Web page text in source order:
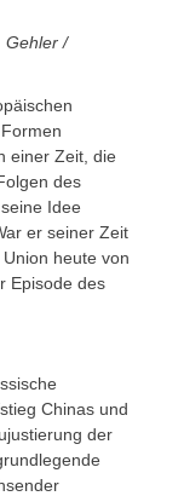
Gehler /
einer Zeit, die
des
Idee
er seiner Zeit
heute von
Episode des
Chinas und
der